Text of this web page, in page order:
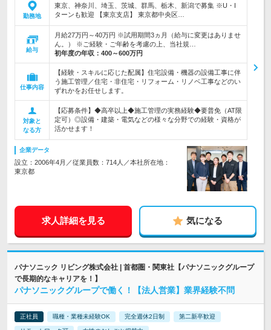
勤務地
東京、神奈川、埼玉、茨城、群馬、栃木、新潟で募集 ※U・I
ターンも歓迎 【東京支店】 東京都中央区…
給与
月給27万円～40万円 ※試用期間3ヵ月（給与に変更はありませ
ん。） ※ご経験・ご年齢を考慮の上、当社規…
初年度の年収： 400～600万円
仕事内容
【経験・スキルに応じた配属】住宅設備・機器の設備工事に伴
う施工管理／住宅・非住宅・リフォーム・リノベ工事などのい
ずれかをお任せします。
対象と
なる方
【応募条件】◆高卒以上◆施工管理の実務経験◆要普免（AT限
定可）◎設備・建築・電気などの様々な分野での経験・資格が
活かせます！
企業データ
設立：2006年4月／従業員数：714人／本社所在地：
東京都
求人詳細を見る 気になる
パナソニック リビング株式会社 | 首都圏・関東社【パナソニックグループ
で長期的なキャリアを！】
パナソニックグループで働く！【法人営業】業界経験不問
正社員 職種・業種未経験OK 完全週休2日制 第二新卒歓迎